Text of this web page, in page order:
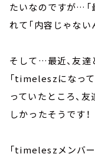
たいなのですが…「
れて「内容じゃな
そして…最近、友達
「timeleszになっ
っていたところ、
しかったそうです！
「timeleszメンバ